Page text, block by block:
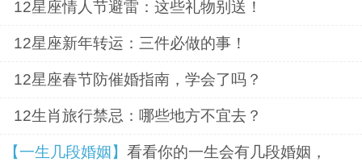
12星座情人节避雷：这些礼物别送！
12星座新年转运：三件必做的事！
12星座春节防催婚指南，学会了吗？
12生肖旅行禁忌：哪些地方不宜去？
【一生几段婚姻】看看你的一生会有几段婚姻，